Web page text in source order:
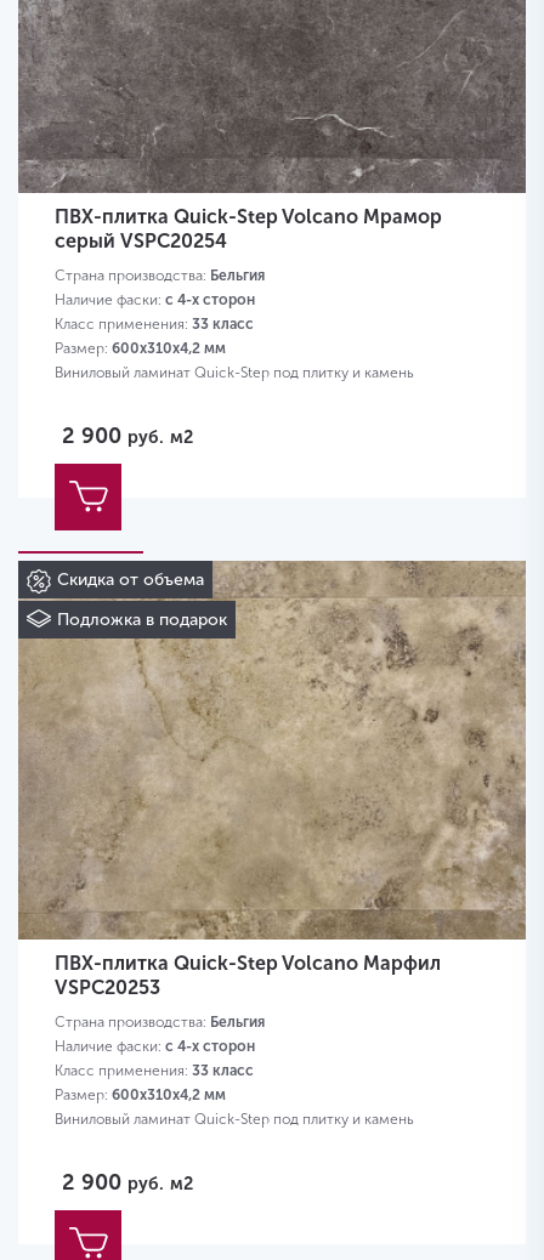
ПВХ-плитка Quick-Step Volcano Мрамор
серый VSPC20254
Страна производства: Бельгия
Наличие фаски: с 4-х сторон
Класс применения: 33 класс
Размер: 600х310х4,2 мм
Виниловый ламинат Quick-Step под плитку и камень
2 900 руб. м2
Скидка от объема
Подложка в подарок
ПВХ-плитка Quick-Step Volcano Марфил
VSPC20253
Страна производства: Бельгия
Наличие фаски: с 4-х сторон
Класс применения: 33 класс
Размер: 600х310х4,2 мм
Виниловый ламинат Quick-Step под плитку и камень
2 900 руб. м2